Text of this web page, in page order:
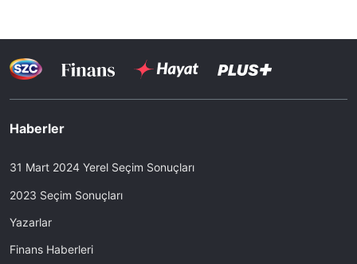
Haberler
31 Mart 2024 Yerel Seçim Sonuçları
2023 Seçim Sonuçları
Yazarlar
Finans Haberleri